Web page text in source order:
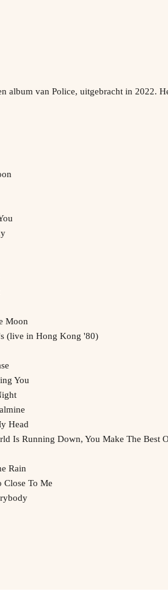
album van Police, uitgebracht in 2022.
Moon
(live in Hong Kong '80)
You
Head
Is Running Down, You Make The Best
Rain
Close To Me